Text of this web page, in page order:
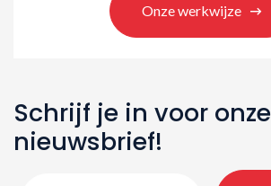
Onze werkwijze
Schrijf je in voor onze
nieuwsbrief!